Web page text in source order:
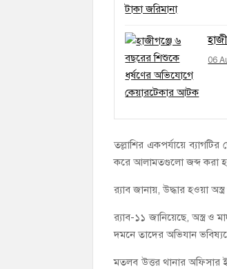
06
তল্লাশির একপর্যায়ে
করে আলামতগুলো জব্দ করা
র‍্যাব জানায়, উদ্ধার হওয়া
র‍্যাব-১১ জানিয়েছে, অস্ত্র ও
দমনে তাদের অভিযান
মতলব উত্তর থানার অফিসার